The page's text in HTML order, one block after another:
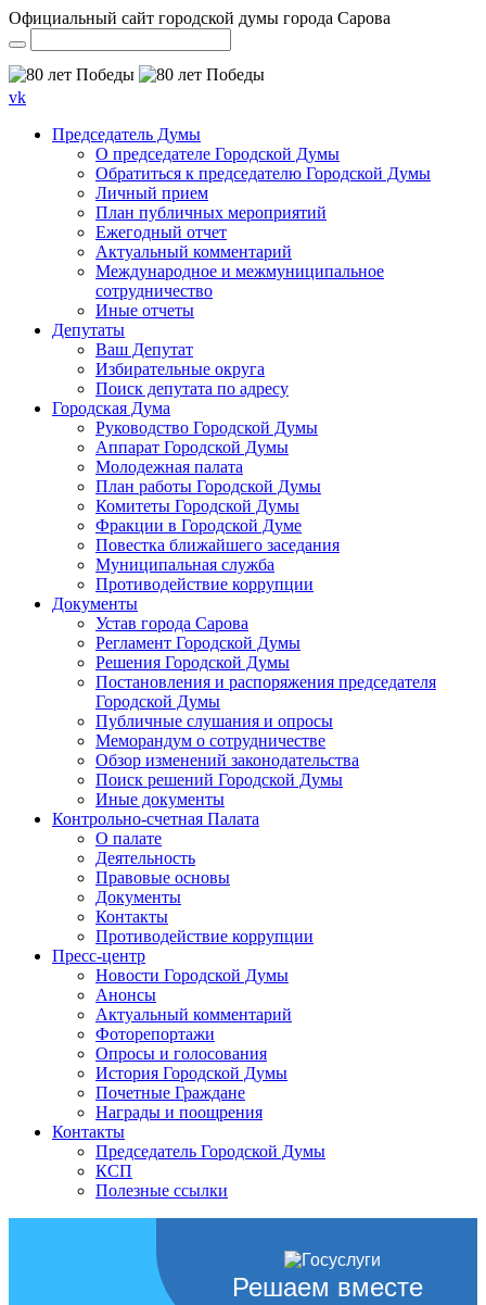
Официальный сайт городской думы города Сарова
vk
Председатель Думы
О председателе Городской Думы
Обратиться к председателю Городской Думы
Личный прием
План публичных мероприятий
Ежегодный отчет
Актуальный комментарий
Международное и межмуниципальное
сотрудничество
Иные отчеты
Депутаты
Ваш Депутат
Избирательные округа
Поиск депутата по адресу
Городская Дума
Руководство Городской Думы
Аппарат Городской Думы
Молодежная палата
План работы Городской Думы
Комитеты Городской Думы
Фракции в Городской Думе
Повестка ближайшего заседания
Муниципальная служба
Противодействие коррупции
Документы
Устав города Сарова
Регламент Городской Думы
Решения Городской Думы
Постановления и распоряжения председателя
Городской Думы
Публичные слушания и опросы
Меморандум о сотрудничестве
Обзор изменений законодательства
Поиск решений Городской Думы
Иные документы
Контрольно-счетная Палата
О палате
Деятельность
Правовые основы
Документы
Контакты
Противодействие коррупции
Пресс-центр
Новости Городской Думы
Анонсы
Актуальный комментарий
Фоторепортажи
Опросы и голосования
История Городской Думы
Почетные Граждане
Награды и поощрения
Контакты
Председатель Городской Думы
КСП
Полезные ссылки
Решаем вместе